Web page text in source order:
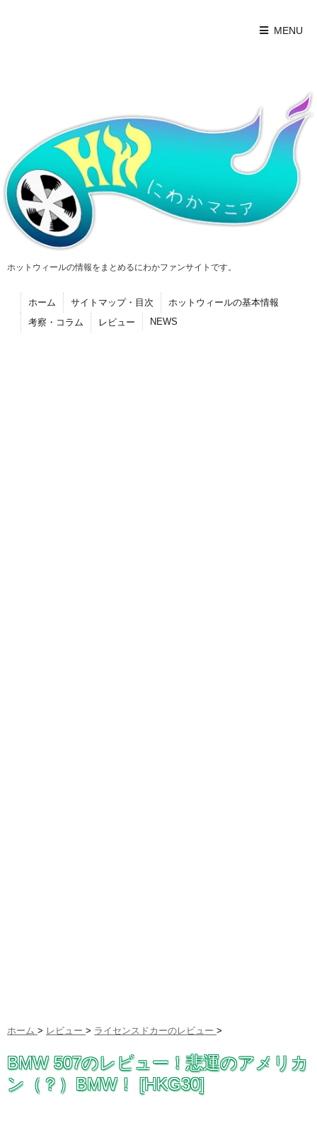
MENU
ホットウィールの情報をまとめるにわかファンサイトです。
ホーム サイトマップ・目次
ホットウィールの基本情報
考察・コラム
レビュー NEWS
ホーム > レビュー > ライセンスドカーのレビュー >
BMW 507のレビュー！悲運のアメリカ
ン（？）BMW！ [HKG30]